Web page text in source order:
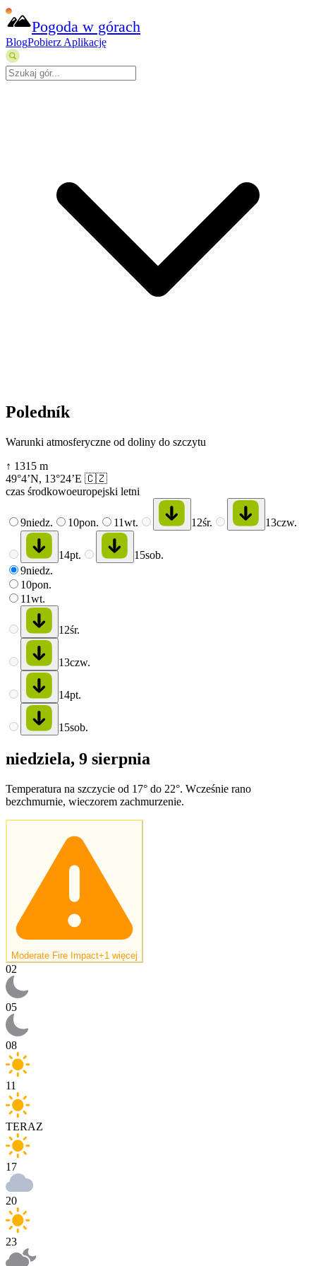
Pogoda w górach
BlogPobierz Aplikację
Poledník
Warunki atmosferyczne od doliny do szczytu
↑ 1315 m
49°4’N, 13°24’E 🇨🇿
czas środkowoeuropejski letni
9niedz. 10pon. 11wt. 12śr. 13czw.
14pt. 15sob.
9niedz.
10pon.
11wt.
12śr.
13czw.
14pt.
15sob.
niedziela, 9 sierpnia
Temperatura na szczycie od 17° do 22°. Wcześnie rano
bezchmurnie, wieczorem zachmurzenie.
Moderate Fire Impact+1 więcej
02
05
08
11
TERAZ
17
20
23